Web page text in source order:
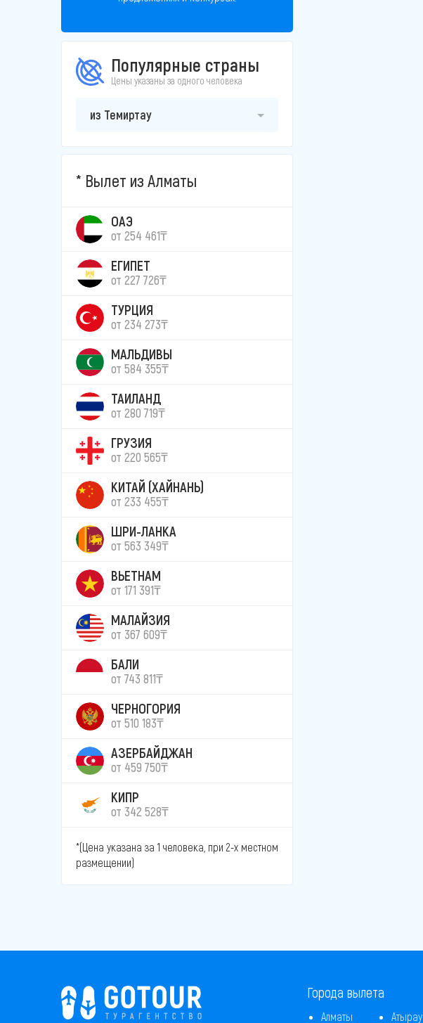
Популярные страны
Цены указаны за одного человека
из Темиртау
Вылет из Алматы
ОАЭ
от 254 461₸
ЕГИПЕТ
от 227 726₸
ТУРЦИЯ
от 234 273₸
МАЛЬДИВЫ
от 584 355₸
ТАИЛАНД
от 280 719₸
ГРУЗИЯ
от 220 565₸
КИТАЙ (ХАЙНАНЬ)
от 233 455₸
ШРИ-ЛАНКА
от 563 349₸
ВЬЕТНАМ
от 171 391₸
МАЛАЙЗИЯ
от 367 609₸
БАЛИ
от 743 811₸
ЧЕРНОГОРИЯ
от 510 183₸
АЗЕРБАЙДЖАН
от 459 750₸
КИПР
от 342 528₸
*(Цена указана за 1 человека, при 2-х местном
размещении)
Города вылета
Алматы Атырау